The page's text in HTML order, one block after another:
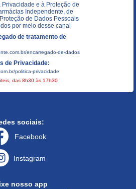
e à Proteção de
Independente, de
de Dados Pessoais
por meio desse canal
de tratamento de
encarregado-de-dados
de Privacidade:
politica-privacidade
das 8h30 às 17h30
sociais:
Facebook
Instagram
nosso app